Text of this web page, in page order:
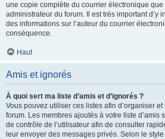
une copie complète du courrier électronique que
administrateur du forum. Il est très important d’y
des informations sur l’auteur du courrier
conséquence.
Haut
Amis et ignorés
À quoi sert ma liste d’amis et d’ignorés ?
Vous pouvez utiliser ces listes afin d’organiser
forum. Les membres ajoutés à votre liste d’amis
de contrôle de l’utilisateur afin de consulter
leur envoyer des messages privés. Selon le